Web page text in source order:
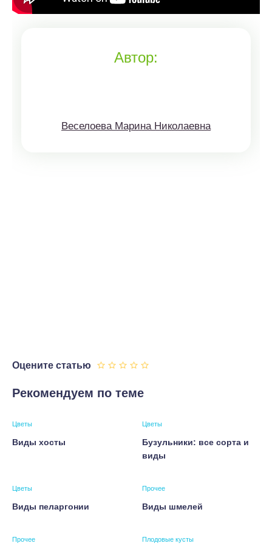
Автор:
Веселоева Марина Николаевна
Оцените статью
Рекомендуем по теме
Цветы
Виды хосты
Цветы
Бузульники: все сорта и
виды
Цветы
Виды пеларгонии
Прочее
Виды шмелей
Прочее Плодовые кусты